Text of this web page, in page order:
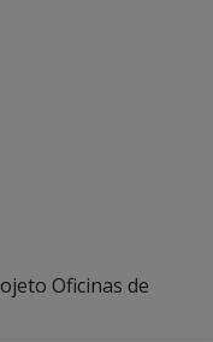
Oficinas de